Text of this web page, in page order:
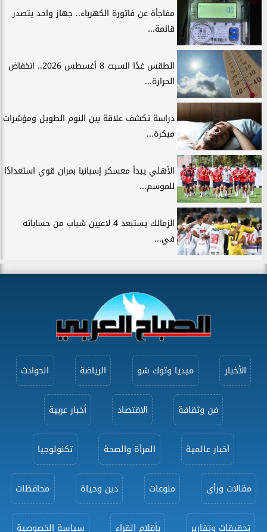
مفاجأة عن فاتورة الكهرباء.. جهاز واحد يتصدر
قائمة...
الطقس غدًا السبت 8 أغسطس 2026.. انخفاض
الحرارة...
دراسة تكشف علاقة بين النوم الطويل ومؤشرات
مبكرة...
الأهلي يبدأ معسكر إسبانيا بمران قوي استعدادًا
للموسم...
الزمالك يستبعد 4 لاعبين شباب من حساباته
في...
الأخبار ميديا وتوك شو الرياضة الحوادث
فن وثقافة الاقتصاد أخبار عربية
أخبار عالمية المرأة والصحة تكنولوجيا
مقالات ورأى منوعات دين وحياة محافظات
تحقيقات وتقارير بأقلام القراء سياسة الخصوصية